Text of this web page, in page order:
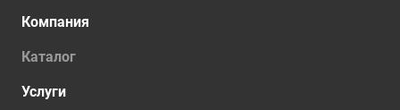
Компания
Каталог
Услуги